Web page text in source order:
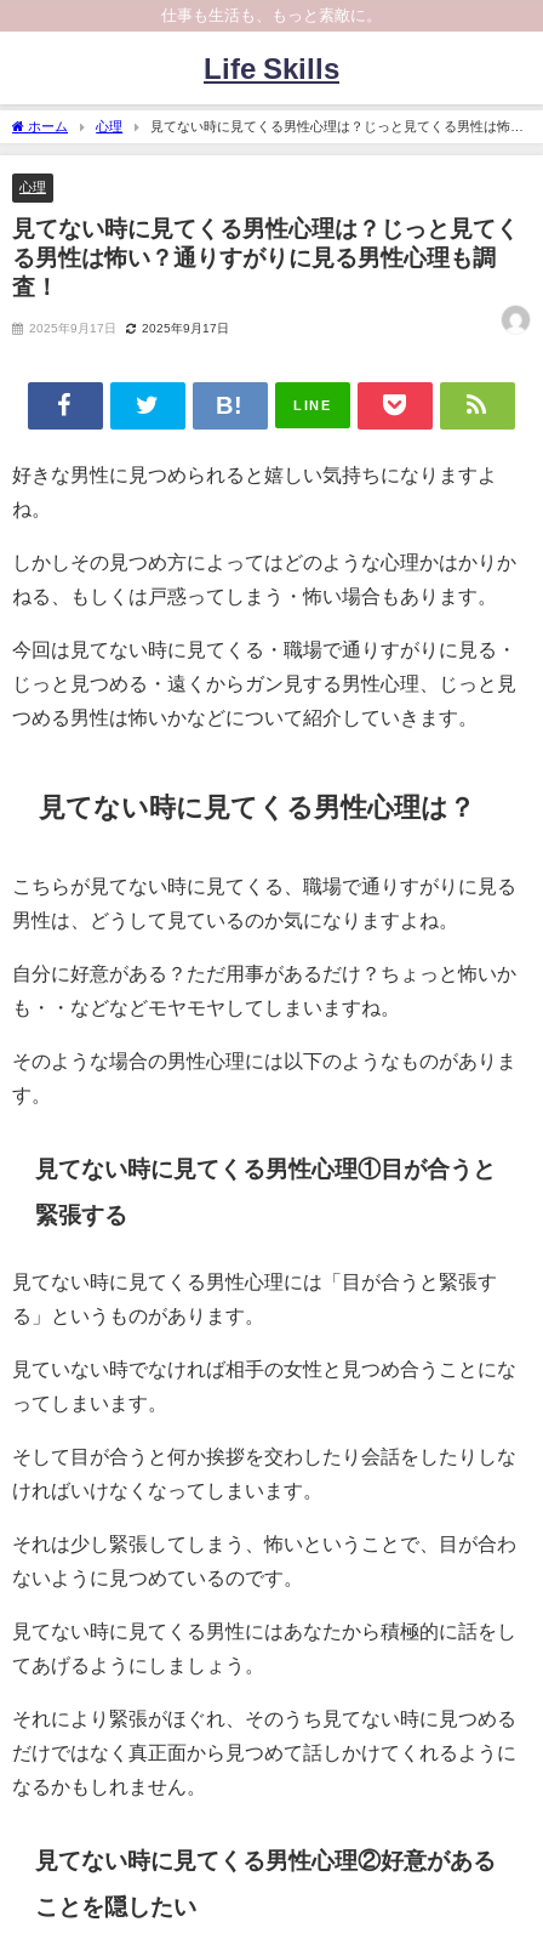
仕事も生活も、もっと素敵に。
Life Skills
ホーム 心理
見てない時に見てくる男性心理は？じっと見てくる男性は怖
い？通りすがりに見る男性心理も調査！
心理
見てない時に見てくる男性心理は？じっと見てく
る男性は怖い？通りすがりに見る男性心理も調
査！
2025年9月17日 2025年9月17日
LINE
好きな男性に見つめられると嬉しい気持ちになりますよ
ね。
しかしその見つめ方によってはどのような心理かはかりか
ねる、もしくは戸惑ってしまう・怖い場合もあります。
今回は見てない時に見てくる・職場で通りすがりに見る・
じっと見つめる・遠くからガン見する男性心理、じっと見
つめる男性は怖いかなどについて紹介していきます。
見てない時に見てくる男性心理は？
こちらが見てない時に見てくる、職場で通りすがりに見る
男性は、どうして見ているのか気になりますよね。
自分に好意がある？ただ用事があるだけ？ちょっと怖いか
も・・などなどモヤモヤしてしまいますね。
そのような場合の男性心理には以下のようなものがありま
す。
見てない時に見てくる男性心理①目が合うと
緊張する
見てない時に見てくる男性心理には「目が合うと緊張す
る」というものがあります。
見ていない時でなければ相手の女性と見つめ合うことにな
ってしまいます。
そして目が合うと何か挨拶を交わしたり会話をしたりしな
ければいけなくなってしまいます。
それは少し緊張してしまう、怖いということで、目が合わ
ないように見つめているのです。
見てない時に見てくる男性にはあなたから積極的に話をし
てあげるようにしましょう。
それにより緊張がほぐれ、そのうち見てない時に見つめる
だけではなく真正面から見つめて話しかけてくれるように
なるかもしれません。
見てない時に見てくる男性心理②好意がある
ことを隠したい